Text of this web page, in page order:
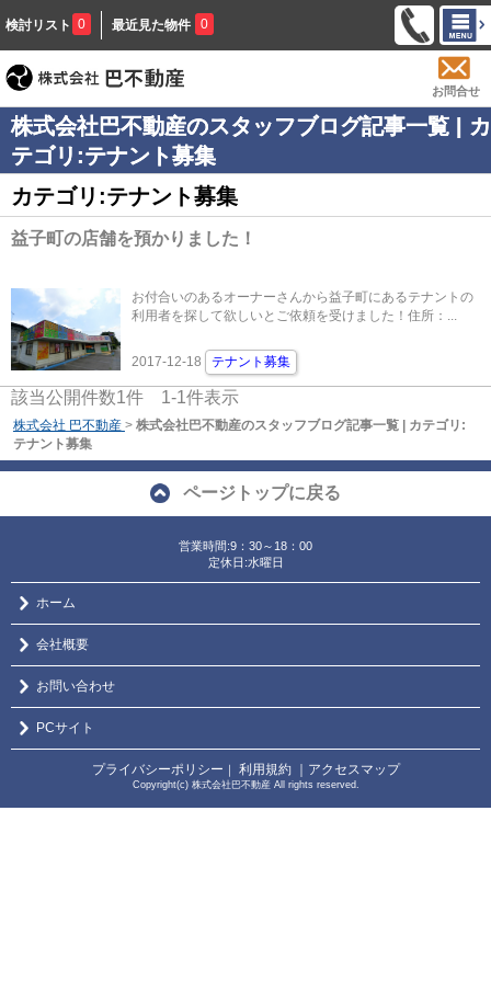
検討リスト 0 最近見た物件 0
お問合せ
株式会社巴不動産のスタッフブログ記事一覧 | カ
テゴリ:テナント募集
カテゴリ:テナント募集
益子町の店舗を預かりました！
お付合いのあるオーナーさんから益子町にあるテナントの
利用者を探して欲しいとご依頼を受けました！住所：...
2017-12-18 テナント募集
該当公開件数1件 1-1件表示
株式会社 巴不動産 > 株式会社巴不動産のスタッフブログ記事一覧 | カテゴリ:
テナント募集
ページトップに戻る
営業時間:9：30～18：00
定休日:水曜日
ホーム
会社概要
お問い合わせ
PCサイト
プライバシーポリシー ｜ 利用規約 ｜アクセスマップ
Copyright(c) 株式会社巴不動産 All rights reserved.